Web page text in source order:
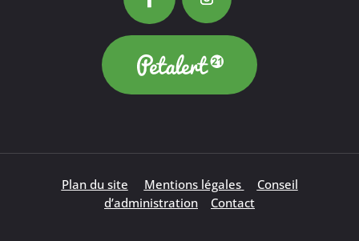
Plan du site Mentions légales
Conseil
d’administration
Contact